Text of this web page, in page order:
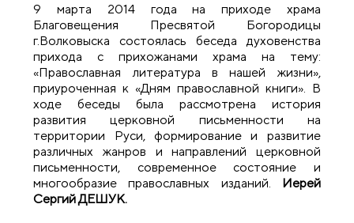
9 марта 2014 года на приходе храма
Благовещения Пресвятой Богородицы
г.Волковыска состоялась беседа духовенства
прихода с прихожанами храма на тему:
«Православная литература в нашей жизни»,
приуроченная к «Дням православной книги». В
ходе беседы была рассмотрена история
развития церковной письменности на
территории Руси, формирование и развитие
различных жанров и направлений церковной
письменности, современное состояние и
многообразие православных изданий. Иерей
Сергий ДЕШУК.